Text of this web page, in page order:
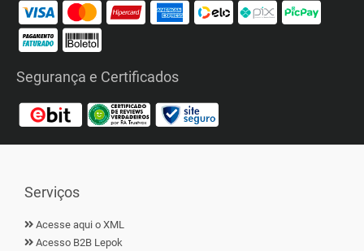
Segurança e Certificados
Serviços
Acesse aqui o XML
Acesso B2B Lepok